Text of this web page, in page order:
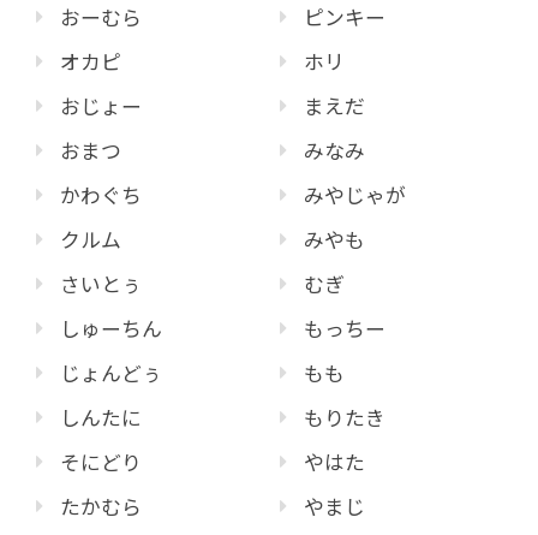
おーむら
オカピ
おじょー
おまつ
かわぐち
クルム
さいとぅ
しゅーちん
じょんどぅ
しんたに
そにどり
たかむら
ピンキー
ホリ
まえだ
みなみ
みやじゃが
みやも
むぎ
もっちー
もも
もりたき
やはた
やまじ